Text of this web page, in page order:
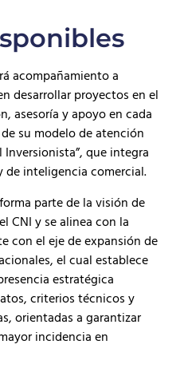
acompañamiento a
desarrollar proyectos en el
asesoría y apoyo en cada
su modelo de atención
que integra
de inteligencia comercial.
parte de la visión de
CNI y se alinea con la
con el eje de expansión de
el cual establece
estratégica
criterios técnicos y
orientadas a garantizar
incidencia en